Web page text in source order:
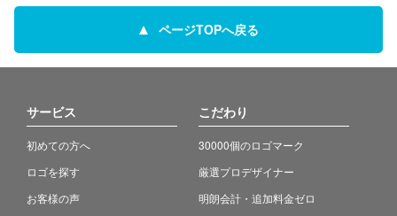
ページTOPへ戻る
サービス
初めての方へ
ロゴを探す
お客様の声
こだわり
30000個のロゴマーク
厳選プロデザイナー
明朗会計・追加料金ゼロ